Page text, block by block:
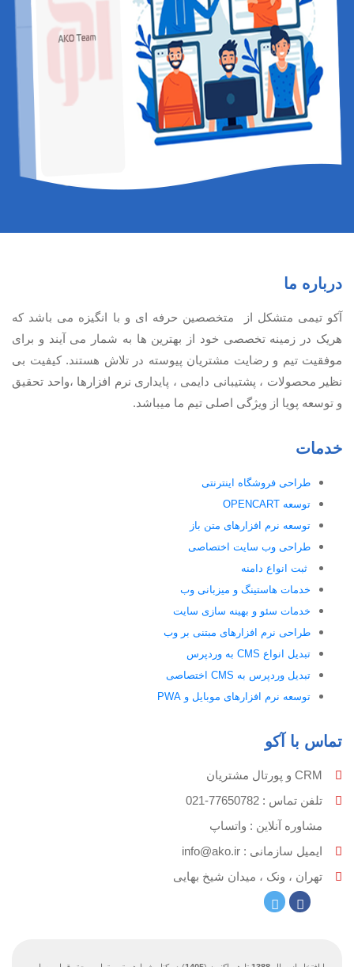
درباره ما
آكو تيمی متشکل از متخصصین حرفه ای و با انگیزه می باشد که
هریک در زمینه تخصصی خود از بهترین ها به شمار می آیند و برای
موفقیت تيم و رضایت مشتریان پیوسته در تلاش هستند. کیفیت بی
نظير محصولات ، پشتیبانی دايمی ، پایداری نرم افزارها ،واحد تحقیق
و توسعه پویا از ویژگی اصلی تیم ما میباشد.
خدمات
طراحی فروشگاه اینترنتی
توسعه OPENCART
توسعه نرم افزارهای متن باز
طراحی وب سایت اختصاصی
ثبت انواع دامنه
خدمات هاستینگ و میزبانی وب
خدمات سئو و بهینه سازی سایت
طراحی نرم افزارهای مبتنی بر وب
تبدیل انواع CMS به وردپرس
تبدیل وردپرس به CMS اختصاصی
توسعه نرم افزارهای موبایل و PWA
تماس با آکو
CRM و پورتال مشتریان
تلفن تماس :‌ 77650782-021
مشاوره آنلاین : واتساپ
ایمیل سازمانی :‌ info@ako.ir
تهران ، ونک ، میدان شیخ بهایی